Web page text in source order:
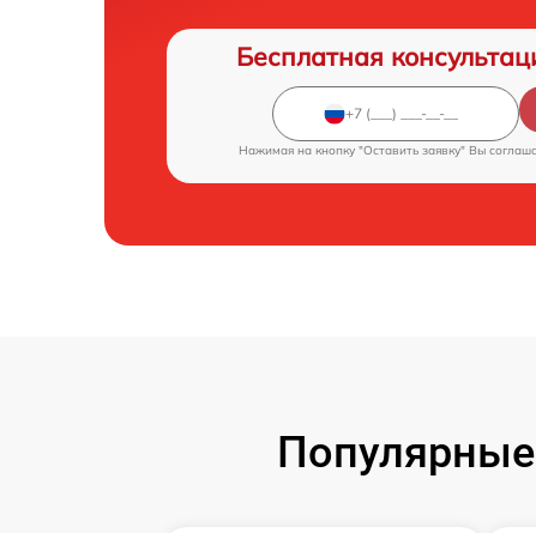
Бесплатная
Нажимая на кнопку "Оставить заявку" Вы